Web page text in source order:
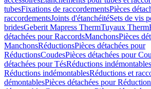
tubesFixations de raccordementsPièces
raccordementsJoints d'étanchéitéSets de vis
bridesGeberit Mapress ThermTuyaux Therm
détachées pour RaccordsManchonsPièces
ManchonsRéductionsPièces détachées pour
RéductionsCoudesPièces détachées pour
détachées pour TésRéductions indémontables
Réductions indémontablesRéductions et
démontablesPièces détachées pour